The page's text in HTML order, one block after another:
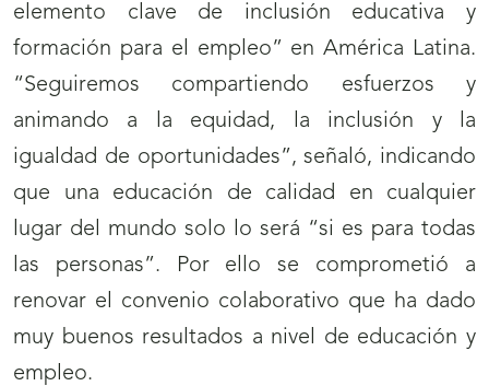
elemento clave de inclusión educativa y
formación para el empleo” en América Latina.
“Seguiremos compartiendo esfuerzos y
animando a la equidad, la inclusión y la
igualdad de oportunidades”, señaló, indicando
que una educación de calidad en cualquier
lugar del mundo solo lo será “si es para todas
las personas”. Por ello se comprometió a
renovar el convenio colaborativo que ha dado
muy buenos resultados a nivel de educación y
empleo.